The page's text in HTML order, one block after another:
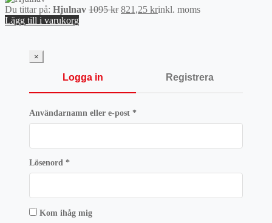
Du tittar på: Hjulnav 1095kr Det
821,25 krDet
inkl. moms
Lägg till i varukorg
×
Logga in Registrera
Användarnamn eller e-post *Obligatoriskt
Lösenord *Obligatoriskt
Kom ihåg mig